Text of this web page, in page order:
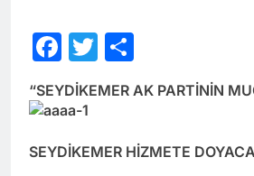
Facebook
Twitter
“SEYDİKEMER AK PARTİNİN
SEYDİKEMER HİZMETE